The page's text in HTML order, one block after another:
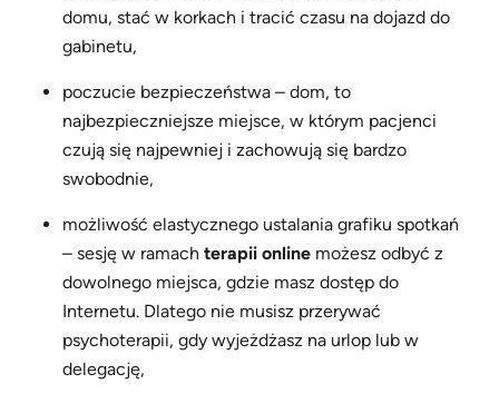
domu, stać w korkach i tracić czasu na dojazd do
gabinetu,
poczucie bezpieczeństwa – dom, to
najbezpieczniejsze miejsce, w którym pacjenci
czują się najpewniej i zachowują się bardzo
swobodnie,
możliwość elastycznego ustalania grafiku spotkań
– sesję w ramach terapii online możesz odbyć z
dowolnego miejsca, gdzie masz dostęp do
Internetu. Dlatego nie musisz przerywać
psychoterapii, gdy wyjeżdżasz na urlop lub w
delegację,